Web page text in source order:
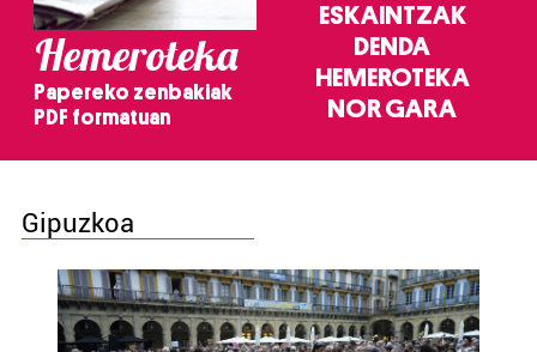
Hemeroteka
Papereko zenbakiak
PDF formatuan
ESKAINTZAK
DENDA
HEMEROTEKA
NOR GARA
Gipuzkoa